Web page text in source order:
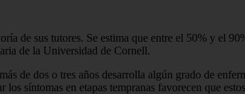
de sus tutores. Se estima que entre el 50% y el
de la Universidad de Cornell.
de dos o tres años desarrolla algún grado de
síntomas en etapas tempranas favorecen que